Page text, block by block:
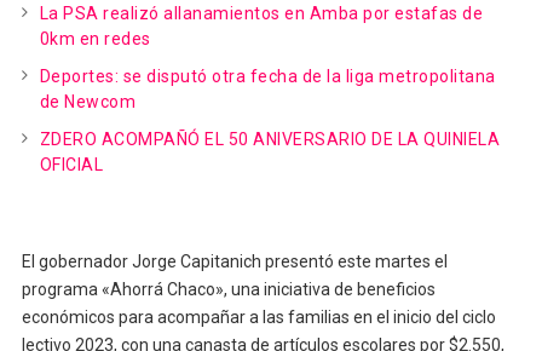
La PSA realizó allanamientos en Amba por estafas de
0km en redes
Deportes: se disputó otra fecha de la liga metropolitana
de Newcom
ZDERO ACOMPAÑÓ EL 50 ANIVERSARIO DE LA QUINIELA
OFICIAL
El gobernador Jorge Capitanich presentó este martes el
programa «Ahorrá Chaco», una iniciativa de beneficios
económicos para acompañar a las familias en el inicio del ciclo
lectivo 2023, con una canasta de artículos escolares por $2.550,